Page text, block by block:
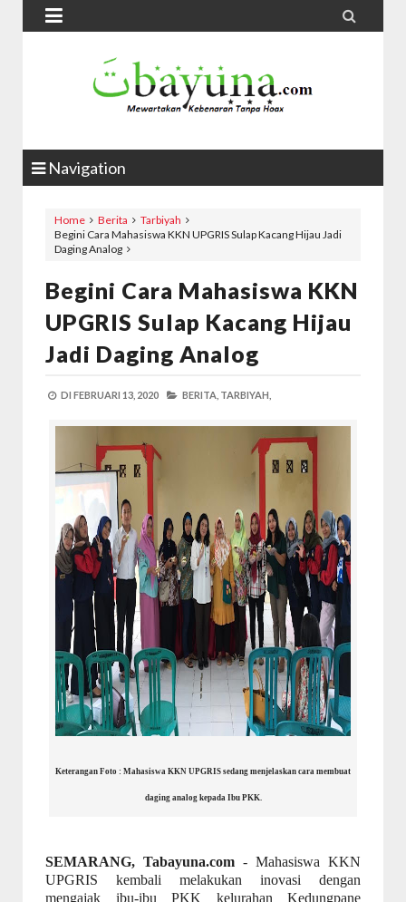
 
Navigation
Home Berita
Tarbiyah
Begini Cara Mahasiswa KKN UPGRIS Sulap Kacang Hijau Jadi
Daging Analog
Begini Cara Mahasiswa KKN
UPGRIS Sulap Kacang Hijau
Jadi Daging Analog
DI FEBRUARI 13, 2020 BERITA, TARBIYAH,
Keterangan Foto : Mahasiswa KKN UPGRIS sedang menjelaskan cara membuat
daging analog kepada Ibu PKK.
SEMARANG, Tabayuna.com - Mahasiswa KKN
UPGRIS kembali melakukan inovasi dengan
mengajak ibu-ibu PKK kelurahan Kedungpane